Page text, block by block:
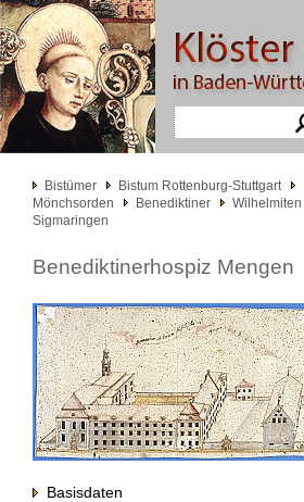
Bistümer Bistum Rottenburg-Stuttgart
Mönchsorden
Benediktiner Wilhelmiten
Sigmaringen
Benediktinerhospiz Mengen
Basisdaten